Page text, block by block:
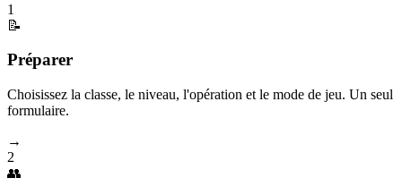
1
📝
Préparer
Choisissez la classe, le niveau, l'opération et le mode de jeu. Un seul
formulaire.
→
2
👥